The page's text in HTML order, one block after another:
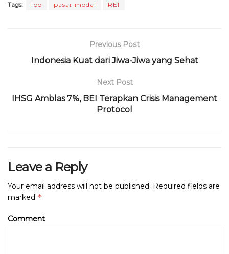
c
o
k
it a
p
e
ra
m
re
d
s
Tags: ipo pasar modal REI
Previous Post
Indonesia Kuat dari Jiwa-Jiwa yang Sehat
Next Post
IHSG Amblas 7%, BEI Terapkan Crisis Management
Protocol
Leave a Reply
Your email address will not be published. Required fields are
marked *
Comment